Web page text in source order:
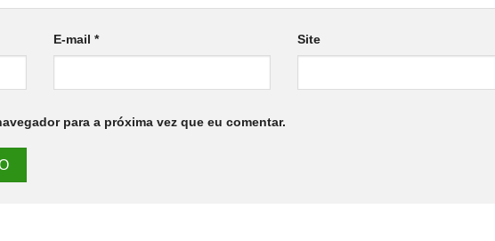
E-mail* Site
para a próxima vez que eu comentar.